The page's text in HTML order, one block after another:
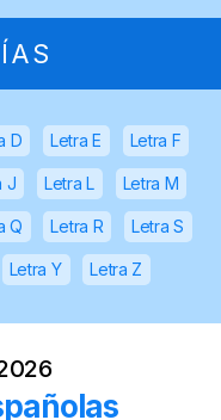
D Letra E Letra F
J Letra L Letra M
Q Letra R Letra S
Letra Y Letra Z